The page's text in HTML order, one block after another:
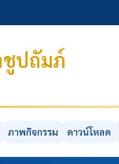
ชูปถัมภ์
ภาพกิจกรรม ดาวน์โหลด